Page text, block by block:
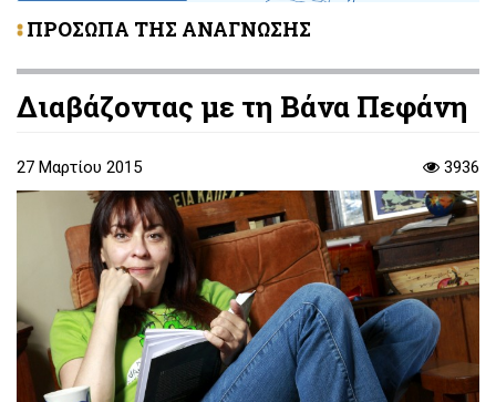
ΠΡΟΣΩΠΑ ΤΗΣ ΑΝΑΓΝΩΣΗΣ
Διαβάζοντας με τη Βάνα Πεφάνη
27 Μαρτίου 2015 3936